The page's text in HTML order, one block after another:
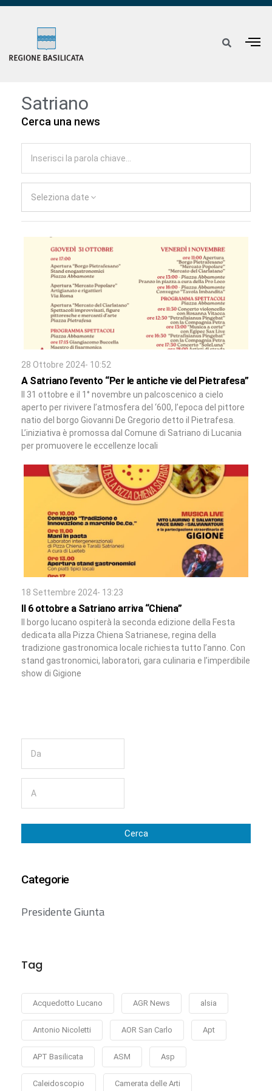
Satriano
Cerca una news
Seleziona date
28 Ottobre 2024- 10:52
A Satriano l’evento “Per le antiche vie del Pietrafesa”
Il 31 ottobre e il 1° novembre un palcoscenico a cielo
aperto per rivivere l’atmosfera del ‘600, l’epoca del pittore
natio del borgo Giovanni De Gregorio detto il Pietrafesa.
L’iniziativa è promossa dal Comune di Satriano di Lucania
per promuovere le eccellenze locali
18 Settembre 2024- 13:23
Il 6 ottobre a Satriano arriva “Chiena”
Il borgo lucano ospiterà la seconda edizione della Festa
dedicata alla Pizza Chiena Satrianese, regina della
tradizione gastronomica locale richiesta tutto l’anno. Con
stand gastronomici, laboratori, gara culinaria e l’imperdibile
show di Gigione
Cerca
Categorie
Presidente Giunta
Tag
Acquedotto Lucano AGR News alsia
Antonio Nicoletti AOR San Carlo Apt
APT Basilicata ASM Asp
Caleidoscopio Camerata delle Arti